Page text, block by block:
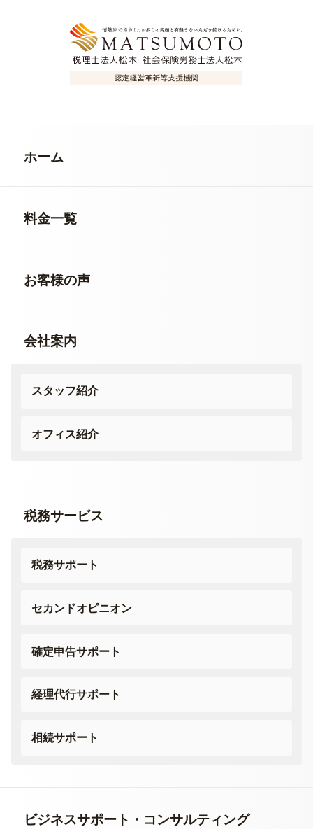
ホーム
料金一覧
お客様の声
会社案内
スタッフ紹介
オフィス紹介
税務サービス
税務サポート
セカンドオピニオン
確定申告サポート
経理代行サポート
相続サポート
ビジネスサポート・ コンサルティング